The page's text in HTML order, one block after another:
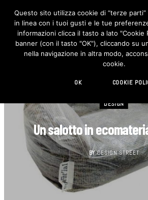
DESIGN
Un salotto in
BY DESIGN STREET
Questo sito utilizza cookie di “terze
in linea con i tuoi gusti e le tue
informazioni clicca il tasto a lato "Cookie
banner (con il tasto "OK"), cliccando su
nella navigazione in altra modo,
cookie.
OK COOKIE